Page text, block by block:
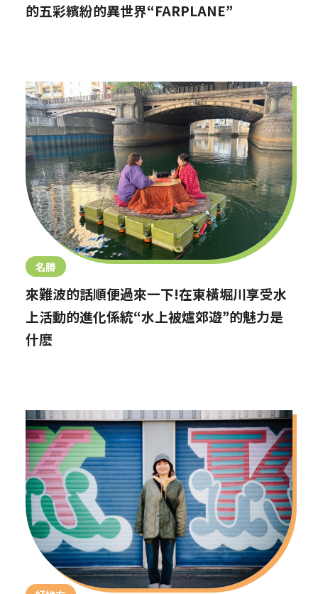
的五彩繽紛的異世界“FARPLANE”
名勝
來難波的話順便過來一下!在東橫堀川享受水
上活動的進化係統“水上被爐郊遊”的魅力是
什麽